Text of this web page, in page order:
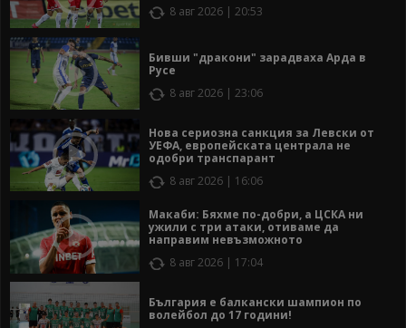
8 авг 2026 | 20:53
Бивши "дракони" зарадваха Арда в
Русе
8 авг 2026 | 23:06
Нова сериозна санкция за Левски от
УЕФА, европейската централа не
одобри транспарант
8 авг 2026 | 16:06
Макаби: Бяхме по-добри, а ЦСКА ни
ужили с три атаки, отиваме да
направим невъзможното
8 авг 2026 | 17:04
България е балкански шампион по
волейбол до 17 години!